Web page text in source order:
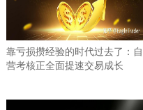
靠亏损攒经验的时代过去了：自
营考核正全面提速交易成长